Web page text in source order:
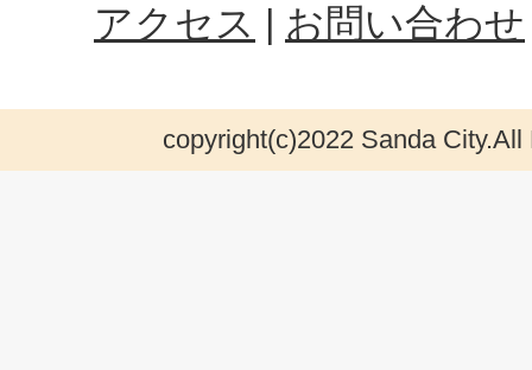
アクセス
お問い合わせ
copyright(c)2022 Sanda